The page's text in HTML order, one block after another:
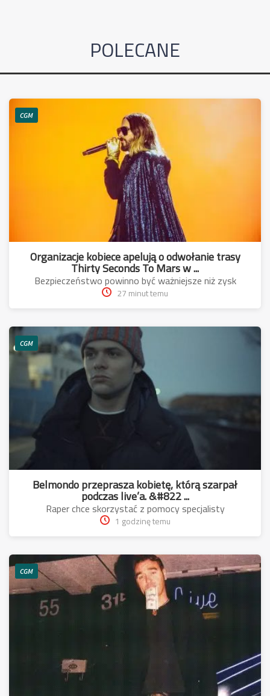
POLECANE
CGM
Organizacje kobiece apelują o odwołanie trasy
Thirty Seconds To Mars w ...
Bezpieczeństwo powinno być ważniejsze niż zysk
27 minut temu
CGM
Belmondo przeprasza kobietę, którą szarpał
podczas live’a. &#822 ...
Raper chce skorzystać z pomocy specjalisty
1 godzinę temu
CGM